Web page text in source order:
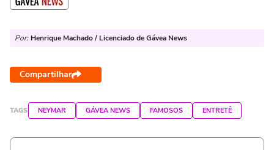
Por: Henrique Machado / Licenciado de Gávea News
Compartilhar
TAGS NEYMAR GÁVEA NEWS FAMOSOS ENTRETÊ